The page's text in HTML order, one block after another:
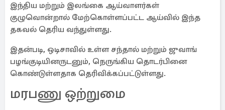
இந்திய மற்றும் இலங்கை ஆய்வாளர்கள்
குழுவொன்றால் மேற்கொள்ளப்பட்ட ஆய்வில் இந்த
தகவல் தெரிய வந்துள்ளது.
இதன்படி, ஒடிசாவில் உள்ள சந்தால் மற்றும் ஜுவாங்
பழங்குடியினருடனும், நெருங்கிய தொடர்பினை
கொண்டுள்ளதாக தெரிவிக்கப்பட்டுள்ளது.
மரபணு ஒற்றுமை